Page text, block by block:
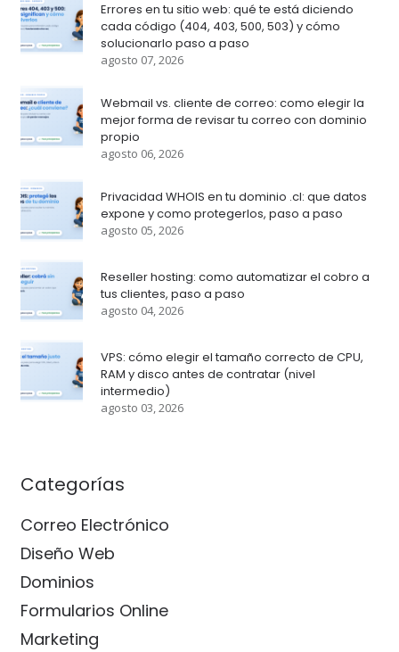
Errores en tu sitio web: qué te está diciendo
cada código (404, 403, 500, 503) y cómo
solucionarlo paso a paso
agosto 07, 2026
Webmail vs. cliente de correo: como elegir la
mejor forma de revisar tu correo con dominio
propio
agosto 06, 2026
Privacidad WHOIS en tu dominio .cl: que datos
expone y como protegerlos, paso a paso
agosto 05, 2026
Reseller hosting: como automatizar el cobro a
tus clientes, paso a paso
agosto 04, 2026
VPS: cómo elegir el tamaño correcto de CPU,
RAM y disco antes de contratar (nivel
intermedio)
agosto 03, 2026
Categorías
Correo Electrónico
Diseño Web
Dominios
Formularios Online
Marketing